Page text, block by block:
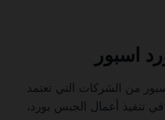
اسبور
من الشركات التي تعتمد
تنفيذ أعمال الجبس بورد،